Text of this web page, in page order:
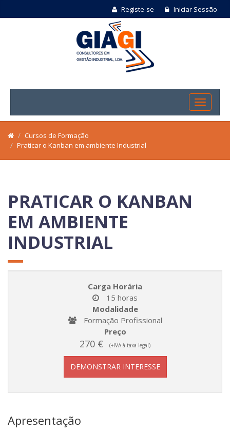
Registe-se Iniciar Sessão
Cursos de Formação
Praticar o Kanban em ambiente Industrial
PRATICAR O KANBAN
EM AMBIENTE
INDUSTRIAL
Carga Horária
15 horas
Modalidade
Formação Profissional
Preço
270 € (+IVA à taxa legal)
DEMONSTRAR INTERESSE
Apresentação